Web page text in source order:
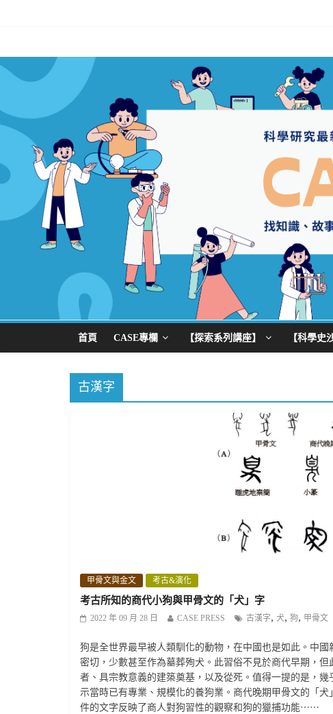
首頁 CASE專欄 【探索系列講座】 【科學史
古漢字
甲骨文與金文 考古&演化
考古所知的商代小狗與甲骨文的「犬」字
2022 年 09 月 28 日 CASE PRESS 古漢字, 犬, 狗, 甲骨文
狗是全世界最早被人類馴化的動物，在中國也是如此。中
密切，少數甚至作為墓葬殉犬。此習俗不見於商代早期，
者、具宗教意義的建築奠基，以及從死。值得一提的是，
示當時已有專業、規模化的養狗業。商代晚期甲骨文的「
件的文字反映了商人對狗習性的觀察和狗的獵捕功能⋯⋯